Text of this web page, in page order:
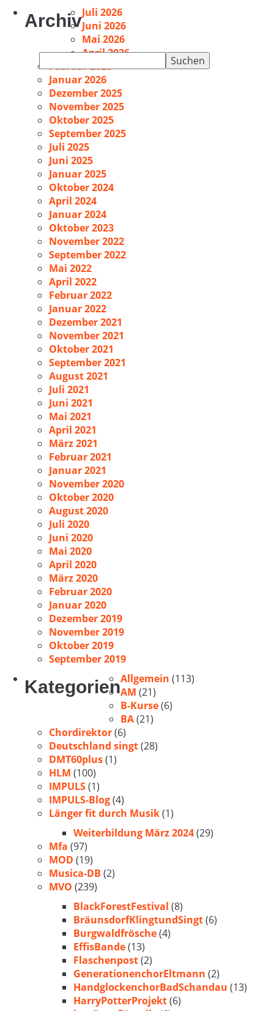
nach:
ArchivJuli 2026
Juni 2026
Mai 2026
April 2026
Februar 2026
Januar 2026
Dezember 2025
November 2025
Oktober 2025
September 2025
Juli 2025
Juni 2025
Januar 2025
Oktober 2024
April 2024
Januar 2024
Oktober 2023
November 2022
September 2022
Mai 2022
April 2022
Februar 2022
Januar 2022
Dezember 2021
November 2021
Oktober 2021
September 2021
August 2021
Juli 2021
Juni 2021
Mai 2021
April 2021
März 2021
Februar 2021
Januar 2021
November 2020
Oktober 2020
August 2020
Juli 2020
Juni 2020
Mai 2020
April 2020
März 2020
Februar 2020
Januar 2020
Dezember 2019
November 2019
Oktober 2019
September 2019
KategorienAllgemein (113)
AM (21)
B-Kurse(6)
BA(21)
Chordirektor(6)
Deutschland singt(28)
DMT60plus(1)
HLM (100)
IMPULS(1)
IMPULS-Blog(4)
Länger fit durch Musik(1)
Weiterbildung März 2024(29)
Mfa (97)
MOD (19)
Musica-DB (2)
MVO (239)
BlackForestFestival (8)
BräunsdorfKlingtundSingt(6)
Burgwaldfrösche(4)
EffisBande(13)
Flaschenpost(2)
GenerationenchorEltmann (2)
HandglockenchorBadSchandau (13)
HarryPotterProjekt(6)